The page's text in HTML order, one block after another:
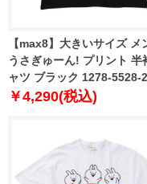
【max8】大きいサイズ メ
うさぎゅーん! プリント 半
ャツ ブラック 1278-5528-
4L 5L 6L 8L
￥4,290(税込)